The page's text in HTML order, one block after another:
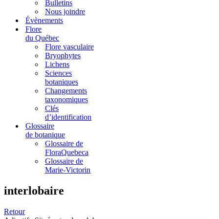
Bulletins
Nous joindre
Évènements
Flore
du Québec
Flore vasculaire
Bryophytes
Lichens
Sciences
botaniques
Changements
taxonomiques
Clés
d’identification
Glossaire
de botanique
Glossaire de
FloraQuebeca
Glossaire de
Marie-Victorin
interlobaire
Retour